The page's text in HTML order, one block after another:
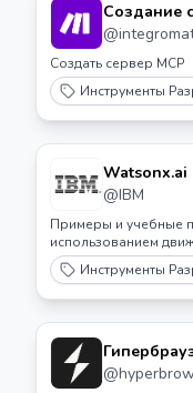
Создание
@
Создать сервер MCP
Инструменты
Watsonx.ai
@IBM
Примеры и учебные
использованием
Инструменты
@